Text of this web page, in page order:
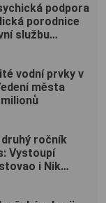
podpora
porodnice
službu
vodní prvky v
města
ročník
Vystoupí
i Nik